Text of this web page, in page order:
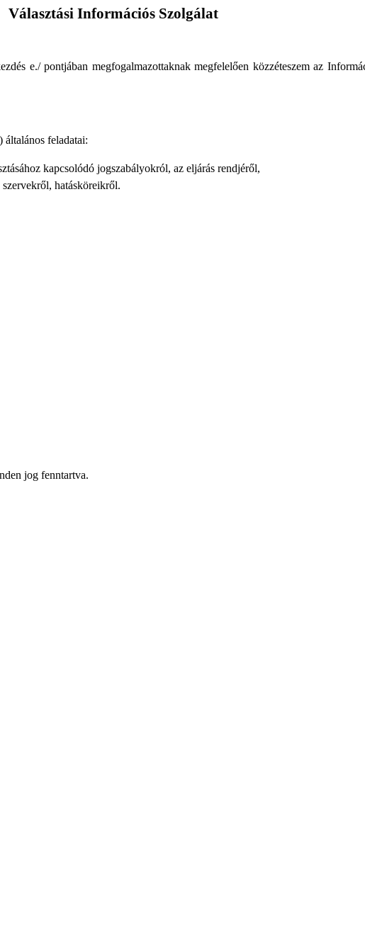
Választási Információs Szolgálat
e./ pontjában megfogalmazottaknak megfelelően közzéteszem az
feladatai:
kapcsolódó jogszabályokról, az eljárás rendjéről,
hatásköreikről.
jog fenntartva.